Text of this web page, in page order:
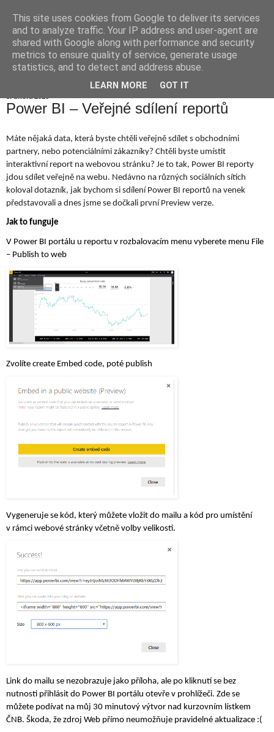
Jiří Neoral
Power BI – Veřejné sdílení reportů
Máte nějaká data, která byste chtěli veřejně sdílet s obchodními
partnery, nebo potenciálními zákazníky? Chtěli byste umístit
interaktivní report na webovou stránku? Je to tak, Power BI reporty
jdou sdílet veřejně na webu. Nedávno na různých sociálních sítích
koloval dotazník, jak bychom si sdílení Power BI reportů na venek
představovali a dnes jsme se dočkali první Preview verze.
Jak to funguje
V Power BI portálu u reportu v rozbalovacím menu vyberete menu File
– Publish to web
Zvolíte create Embed code, poté publish
Vygeneruje se kód, který můžete vložit do mailu a kód pro umístění
v rámci webové stránky včetně volby velikosti.
Link do mailu se nezobrazuje jako příloha, ale po kliknutí se bez
nutnosti přihlásit do Power BI portálu otevře v prohlížeči. Zde se
můžete podívat na můj 30 minutový výtvor nad kurzovním lístkem
ČNB. Škoda, že zdroj Web přímo neumožňuje pravidelné aktualizace :(
This site uses cookies from Google to deliver its services
and to analyze traffic. Your IP address and user-agent are
shared with Google along with performance and security
metrics to ensure quality of service, generate usage
statistics, and to detect and address abuse.
LEARN MORE GOT IT